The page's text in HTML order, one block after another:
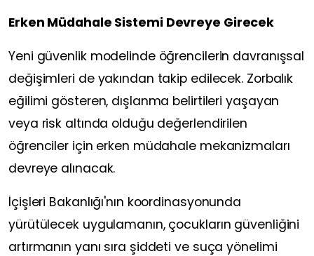
Erken Müdahale Sistemi Devreye Girecek
Yeni güvenlik modelinde öğrencilerin davranışsal
değişimleri de yakından takip edilecek. Zorbalık
eğilimi gösteren, dışlanma belirtileri yaşayan
veya risk altında olduğu değerlendirilen
öğrenciler için erken müdahale mekanizmaları
devreye alınacak.
İçişleri Bakanlığı'nın koordinasyonunda
yürütülecek uygulamanın, çocukların güvenliğini
artırmanın yanı sıra şiddeti ve suça yönelimi